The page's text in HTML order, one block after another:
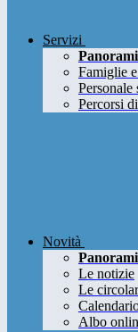
Servizi
Famiglie
Personale
Percorsi
Novità
Le notizie
Le
Albo